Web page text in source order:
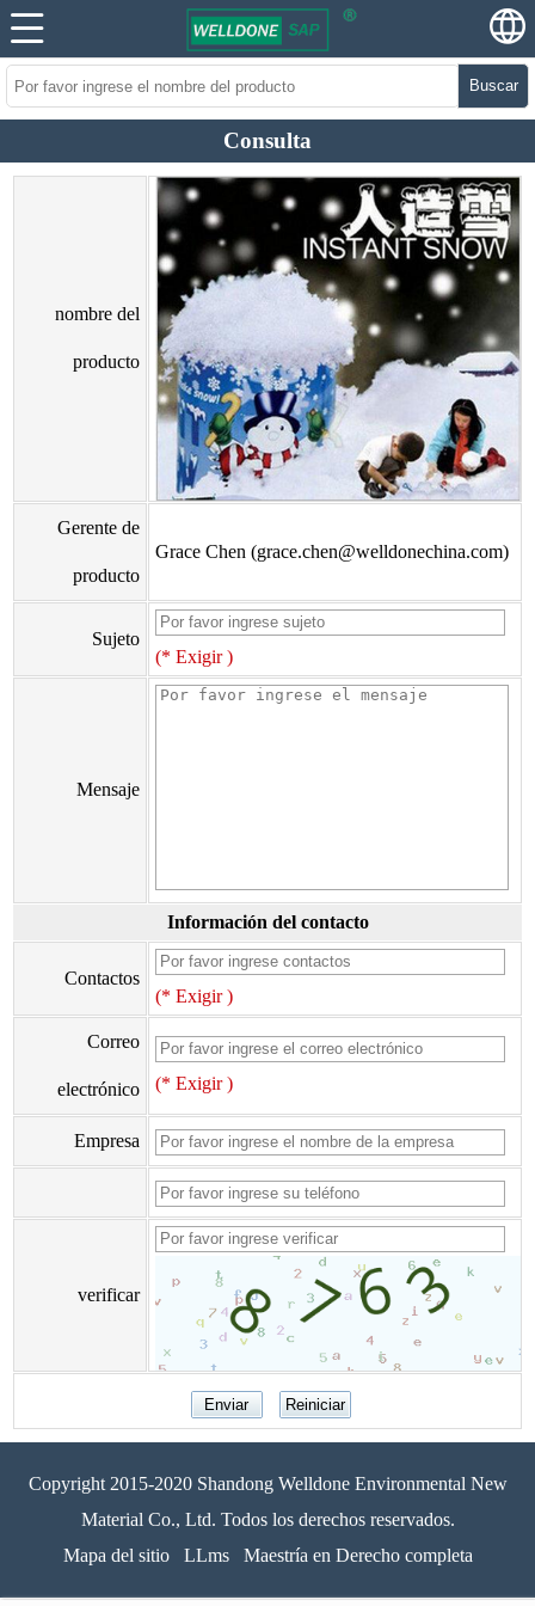
Buscar
Consulta
nombre del
producto
Gerente de
producto
Grace Chen (grace.chen@welldonechina.com)
Sujeto
(* Exigir )
Mensaje
Información del contacto
Contactos
(* Exigir )
Correo
electrónico (* Exigir )
Empresa
verificar
Copyright 2015-2020 Shandong Welldone Environmental New
Material Co., Ltd. Todos los derechos reservados.
Mapa del sitio
LLms Maestría en Derecho completa